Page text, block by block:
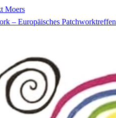
Moers
– Europäisches Patchworktreffen